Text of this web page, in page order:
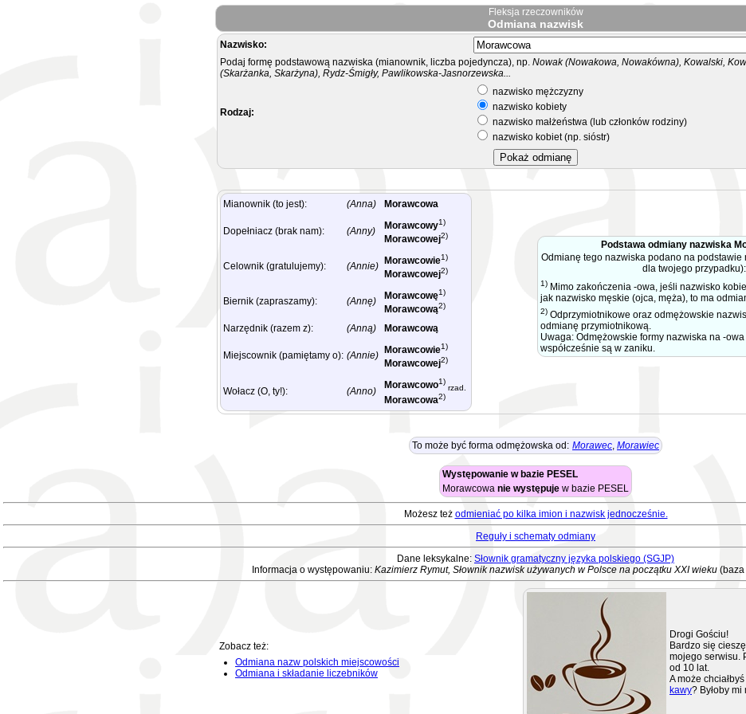
Fleksja rzeczowników
Odmiana nazwisk
Nazwisko:
Podaj formę podstawową nazwiska (mianownik, liczba pojedyncza), np. Nowak (Nowakowa, Nowakówna), Kowalski,
(Skarżanka, Skarżyna), Rydz-Śmigły, Pawlikowska-Jasnorzewska...
Rodzaj:
nazwisko mężczyzny
nazwisko kobiety
nazwisko małżeństwa (lub członków rodziny)
nazwisko kobiet (np. sióstr)
Mianownik (to jest): (Anna) Morawcowa
Dopełniacz (brak nam): (Anny) Morawcowy1)
Morawcowej2)
Celownik (gratulujemy): (Annie) Morawcowie1)
Morawcowej2)
Biernik (zapraszamy): (Annę) Morawcowę1)
Morawcową2)
Narzędnik (razem z): (Anną) Morawcową
Miejscownik (pamiętamy o): (Annie) Morawcowie1)
Morawcowej2)
Wołacz (O, ty!): (Anno)
Morawcowo1)
rzad.
Morawcowa2)
Podstawa odmiany nazwiska
Odmianę tego nazwiska podano na podstawie
dla twojego przypadku):
1) Mimo zakończenia -owa, jeśli nazwisko
jak nazwisko męskie (ojca, męża), to ma
2) Odprzymiotnikowe oraz odmężowskie
odmianę przymiotnikową.
Uwaga: Odmężowskie formy nazwiska na -
współcześnie są w zaniku.
To może być forma odmężowska od: Morawec, Morawiec
Występowanie w bazie PESEL
Morawcowa nie występuje w bazie PESEL
Możesz też odmieniać po kilka imion i nazwisk jednocześnie.
Reguły i schematy odmiany
Dane leksykalne: Słownik gramatyczny języka polskiego (SGJP)
Informacja o występowaniu: Kazimierz Rymut, Słownik nazwisk używanych w Polsce na początku XXI wieku(baza
Zobacz też:
Odmiana nazw polskich miejscowości
Odmiana i składanie liczebników
Drogi Gościu!
Bardzo się
mojego serwisu.
od 10 lat.
A może chciałbyś
kawy? Byłoby mi